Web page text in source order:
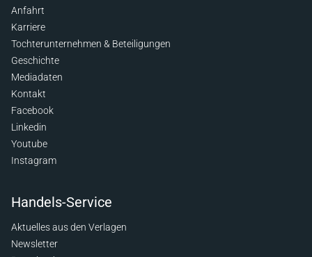
Anfahrt
Karriere
Tochterunternehmen & Beteiligungen
Geschichte
Mediadaten
Kontakt
Facebook
Linkedin
Youtube
Instagram
Handels-Service
Aktuelles aus den Verlagen
Newsletter